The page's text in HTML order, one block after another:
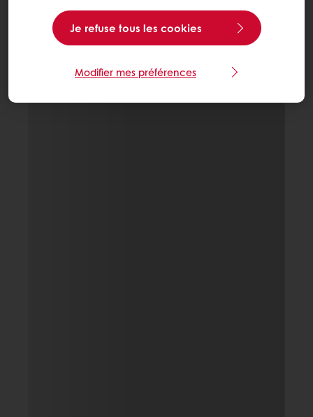
Je refuse tous les cookies
Modifier mes préférences